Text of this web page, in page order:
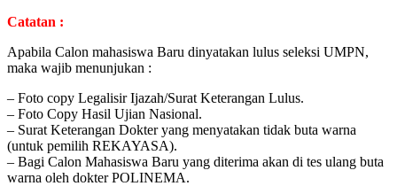
Catatan :
Apabila Calon mahasiswa Baru dinyatakan lulus seleksi UMPN,
maka wajib menunjukan :
– Foto copy Legalisir Ijazah/Surat Keterangan Lulus.
– Foto Copy Hasil Ujian Nasional.
– Surat Keterangan Dokter yang menyatakan tidak buta warna
(untuk pemilih REKAYASA).
– Bagi Calon Mahasiswa Baru yang diterima akan di tes ulang buta
warna oleh dokter POLINEMA.